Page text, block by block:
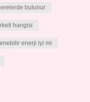
bulunur
hangisi
enerji iyi mi